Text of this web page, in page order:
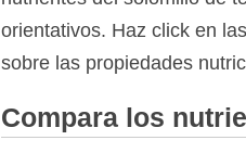
orientativos. Haz click en
sobre las propiedades
Compara los